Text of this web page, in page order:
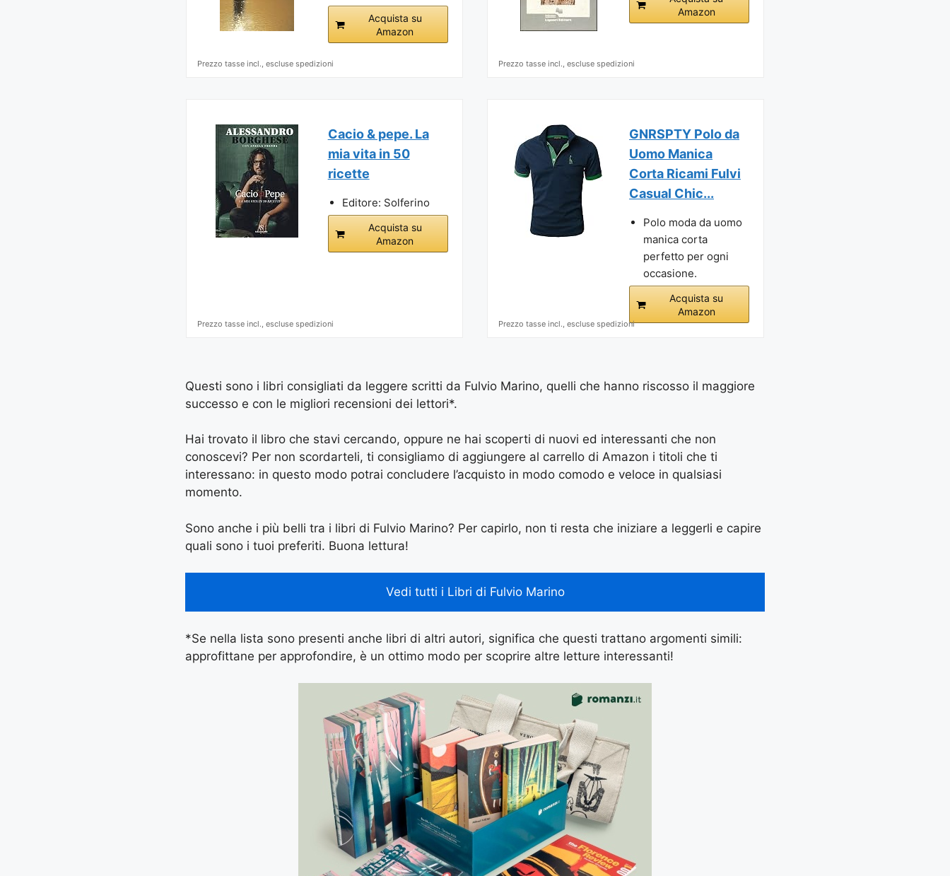
Acquista su
Amazon
Prezzo tasse incl., escluse spedizioni
Amazon
Prezzo tasse incl., escluse spedizioni
Cacio & pepe. La
mia vita in 50
ricette
Editore: Solferino
Acquista su
Amazon
Prezzo tasse incl., escluse spedizioni
GNRSPTY Polo da
Uomo Manica
Corta Ricami Fulvi
Casual Chic...
Polo moda da uomo
manica corta
perfetto per ogni
occasione.
Acquista su
Amazon
Prezzo tasse incl., escluse spedizioni
Questi sono i libri consigliati da leggere scritti da Fulvio Marino, quelli che hanno riscosso il maggiore
successo e con le migliori recensioni dei lettori*.
Hai trovato il libro che stavi cercando, oppure ne hai scoperti di nuovi ed interessanti che non
conoscevi? Per non scordarteli, ti consigliamo di aggiungere al carrello di Amazon i titoli che ti
interessano: in questo modo potrai concludere l’acquisto in modo comodo e veloce in qualsiasi
momento.
Sono anche i più belli tra i libri di Fulvio Marino? Per capirlo, non ti resta che iniziare a leggerli e capire
quali sono i tuoi preferiti. Buona lettura!
Vedi tutti i Libri di Fulvio Marino
*Se nella lista sono presenti anche libri di altri autori, significa che questi trattano argomenti simili:
approfittane per approfondire, è un ottimo modo per scoprire altre letture interessanti!